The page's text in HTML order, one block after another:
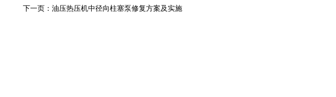
下一页： 油压热压机中径向柱塞泵修复方案及实施